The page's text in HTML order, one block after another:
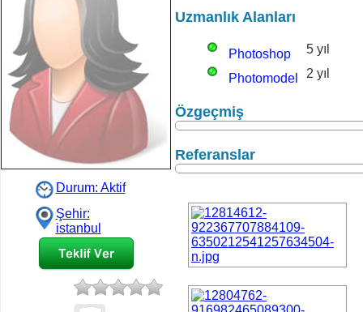
Durum: Aktif
Şehir:
istanbul
Uzmanlık Alanları
Photoshop 5 yıl
Photomodel 2 yıl
Özgeçmiş
Referanslar